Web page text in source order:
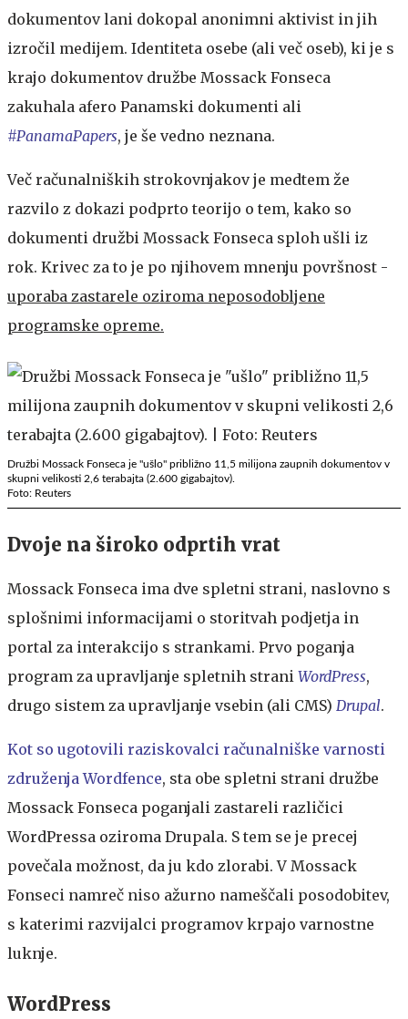
dokumentov lani dokopal anonimni aktivist in jih
izročil medijem. Identiteta osebe (ali več oseb), ki je s
krajo dokumentov družbe Mossack Fonseca
zakuhala afero Panamski dokumenti ali
#PanamaPapers, je še vedno neznana.
Več računalniških strokovnjakov je medtem že
razvilo z dokazi podprto teorijo o tem, kako so
dokumenti družbi Mossack Fonseca sploh ušli iz
rok. Krivec za to je po njihovem mnenju površnost -
uporaba zastarele oziroma neposodobljene
programske opreme.
Družbi Mossack Fonseca je "ušlo" približno 11,5 milijona zaupnih dokumentov v
skupni velikosti 2,6 terabajta (2.600 gigabajtov).
Foto: Reuters
Dvoje na široko odprtih vrat
Mossack Fonseca ima dve spletni strani, naslovno s
splošnimi informacijami o storitvah podjetja in
portal za interakcijo s strankami. Prvo poganja
program za upravljanje spletnih strani WordPress,
drugo sistem za upravljanje vsebin (ali CMS) Drupal.
Kot so ugotovili raziskovalci računalniške varnosti
združenja Wordfence, sta obe spletni strani družbe
Mossack Fonseca poganjali zastareli različici
WordPressa oziroma Drupala. S tem se je precej
povečala možnost, da ju kdo zlorabi. V Mossack
Fonseci namreč niso ažurno nameščali posodobitev,
s katerimi razvijalci programov krpajo varnostne
luknje.
WordPress